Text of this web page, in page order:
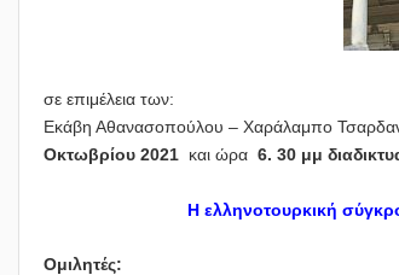
σε επιμέλεια των:
Εκάβη Αθανασοπούλου – Χαράλαμπο
Οκτωβρίου 2021 και ώρα 6. 30 μμ
Η ελληνοτουρκική
Ομιλητές: